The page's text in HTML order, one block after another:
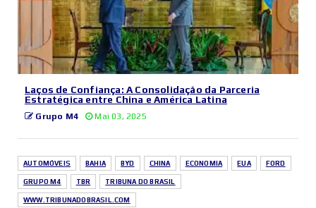
Laços de Confiança: A Consolidação da Parceria
Estratégica entre China e América Latina
Grupo M4 Mai 03, 2025
AUTOMÓVEIS BAHIA BYD CHINA ECONOMIA EUA FORD
GRUPO M4 TBR TRIBUNA DO BRASIL
WWW.TRIBUNADOBRASIL.COM